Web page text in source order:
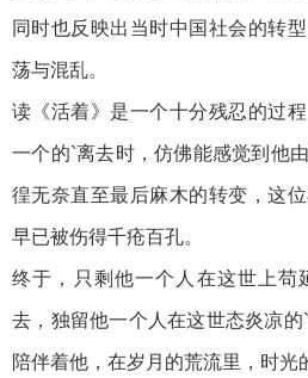
同时也反映出当时中国社会的转
荡与混乱。
读《活着》是一个十分残忍的过
一个的`离去时，仿佛能感觉到他
徨无奈直至最后麻木的转变，这
早已被伤得千疮百孔。
终于，只剩他一个人在这世上苟
去，独留他一个人在这世态炎凉
陪伴着他，在岁月的荒流里，时光